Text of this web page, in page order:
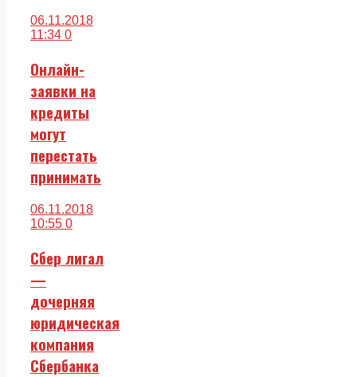
06.11.2018
11:34 0
Онлайн-
заявки на
кредиты
могут
перестать
принимать
06.11.2018
10:55 0
Сбер лигал
—
дочерняя
юридическая
компания
Сбербанка